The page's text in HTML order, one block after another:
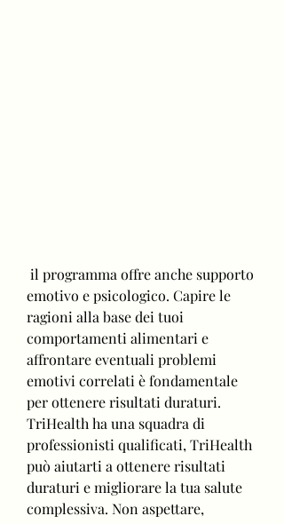
emotivo e psicologico. Capire le
ragioni alla base dei tuoi
comportamenti alimentari e
affrontare eventuali problemi
emotivi correlati è fondamentale
per ottenere risultati duraturi.
TriHealth ha una squadra di
professionisti qualificati, TriHealth
può aiutarti a ottenere risultati
duraturi e migliorare la tua salute
complessiva. Non aspettare,